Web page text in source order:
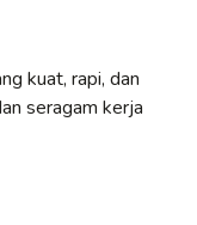
kuat, rapi, dan
seragam kerja